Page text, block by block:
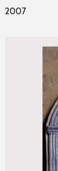
2007